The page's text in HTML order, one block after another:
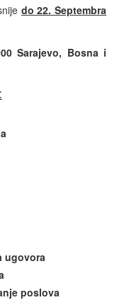
do 22. Septembra
Sarajevo, Bosna i
ugovora
poslova